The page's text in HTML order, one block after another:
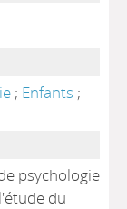
; Enfants ;
psychologie
du